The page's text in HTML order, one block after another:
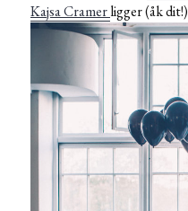
Kajsa Cramerligger (åk dit!)